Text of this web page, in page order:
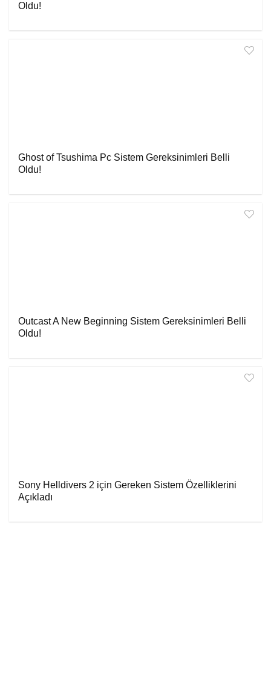
Oldu!
Ghost of Tsushima Pc Sistem Gereksinimleri Belli
Oldu!
Outcast A New Beginning Sistem Gereksinimleri Belli
Oldu!
Sony Helldivers 2 için Gereken Sistem Özelliklerini
Açıkladı